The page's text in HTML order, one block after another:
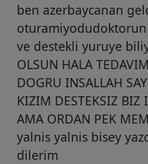
ben azerbaycanan
ve destekli yuruye
OLSUN HALA
DOGRU INSALLAH
KIZIM DESTEKSIZ BIZ
AMA ORDAN PEK
yalnis yalnis bisey
dilerim